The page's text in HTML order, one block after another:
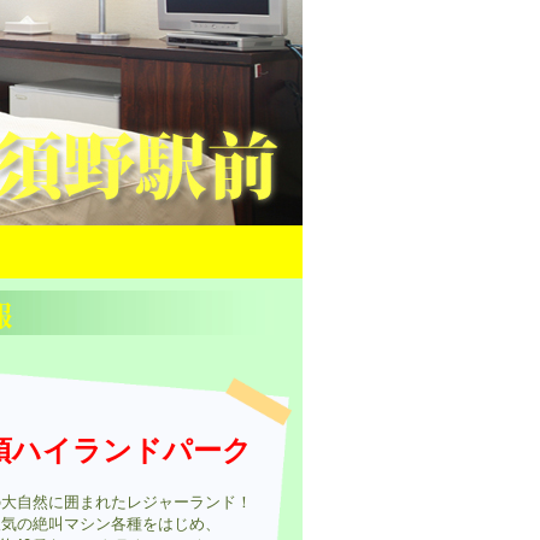
ハイランドパーク
自然に囲まれたレジャーランド！
の絶叫マシン各種をはじめ、